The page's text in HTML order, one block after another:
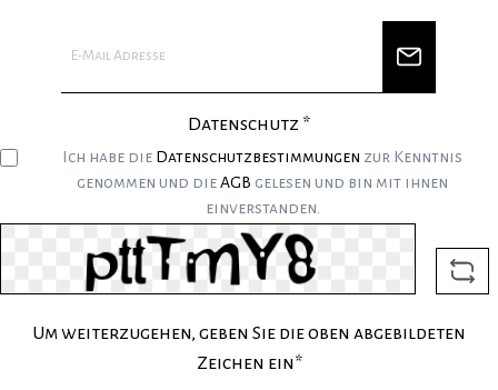
Datenschutz *
Ich habe die Datenschutzbestimmungen zur Kenntnis
genommen und dieAGB gelesen und bin mit ihnen
einverstanden.
Um weiterzugehen, geben Sie die oben abgebildeten
Zeichen ein*